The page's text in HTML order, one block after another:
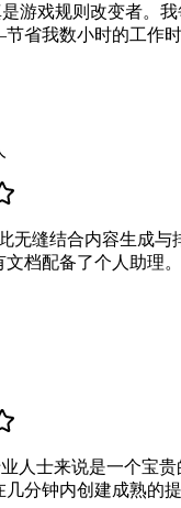
游戏规则改变者。
省我数小时的工作时
无缝结合内容生成与
档配备了个人助理。
业人士来说是一个宝
分钟内创建成熟的